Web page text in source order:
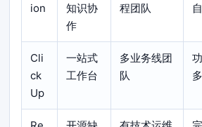
ion
知识协
作
程团队
Cli
ck
Up
一站式
工作台
多业务线团
队